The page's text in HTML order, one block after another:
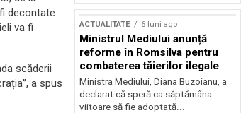
decontate
va fi
scăderii
a spus
ACTUALITATE 6 luni ago
Ministrul Mediului anunță
reforme în Romsilva pentru
combaterea tăierilor ilegale
Ministra Mediului, Diana Buzoianu, a
declarat că speră ca săptămâna
viitoare să fie adoptată...